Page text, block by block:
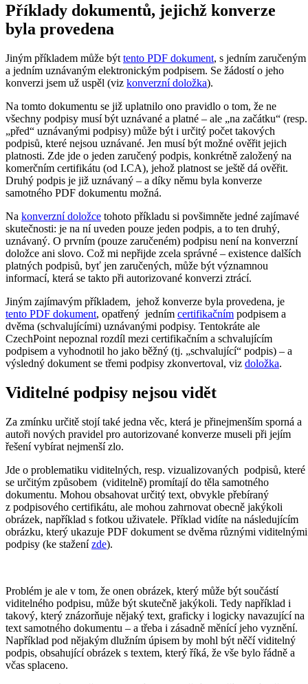
Příklady dokumentů, jejichž konverze
byla provedena
Jiným příkladem může být tento PDF dokument, s jedním zaručeným
a jedním uznávaným elektronickým podpisem. Se žádostí o jeho
konverzi jsem už uspěl (viz konverzní doložka).
Na tomto dokumentu se již uplatnilo ono pravidlo o tom, že ne
všechny podpisy musí být uznávané a platné – ale „na začátku“ (resp.
„před“ uznávanými podpisy) může být i určitý počet takových
podpisů, které nejsou uznávané. Jen musí být možné ověřit jejich
platnosti. Zde jde o jeden zaručený podpis, konkrétně založený na
komerčním certifikátu (od I.CA), jehož platnost se ještě dá ověřit.
Druhý podpis je již uznávaný – a díky němu byla konverze
samotného PDF dokumentu možná.
Na konverzní doložce tohoto příkladu si povšimněte jedné zajímavé
skutečnosti: je na ní uveden pouze jeden podpis, a to ten druhý,
uznávaný. O prvním (pouze zaručeném) podpisu není na konverzní
doložce ani slovo. Což mi nepřijde zcela správné – existence dalších
platných podpisů, byť jen zaručených, může být významnou
informací, která se takto při autorizované konverzi ztrácí.
Jiným zajímavým příkladem, jehož konverze byla provedena, je
tento PDF dokument, opatřený jedním certifikačním podpisem a
dvěma (schvalujícími) uznávanými podpisy. Tentokráte ale
CzechPoint nepoznal rozdíl mezi certifikačním a schvalujícím
podpisem a vyhodnotil ho jako běžný (tj. „schvalující“ podpis) – a
výsledný dokument se třemi podpisy zkonvertoval, viz doložka.
Viditelné podpisy nejsou vidět
Za zmínku určitě stojí také jedna věc, která je přinejmenším sporná a
autoři nových pravidel pro autorizované konverze museli při jejím
řešení vybírat nejmenší zlo.
Jde o problematiku viditelných, resp. vizualizovaných podpisů, které
se určitým způsobem (viditelně) promítají do těla samotného
dokumentu. Mohou obsahovat určitý text, obvykle přebíraný
z podpisového certifikátu, ale mohou zahrnovat obecně jakýkoli
obrázek, například s fotkou uživatele. Příklad vidíte na následujícím
obrázku, který ukazuje PDF dokument se dvěma různými viditelnými
podpisy (ke staženízde).
Problém je ale v tom, že onen obrázek, který může být součástí
viditelného podpisu, může být skutečně jakýkoli. Tedy například i
takový, který znázorňuje nějaký text, graficky i logicky navazující na
text samotného dokumentu – a třeba i zásadně měnící jeho vyznění.
Například pod nějakým dlužním úpisem by mohl být něčí viditelný
podpis, obsahující obrázek s textem, který říká, že vše bylo řádně a
včas splaceno.